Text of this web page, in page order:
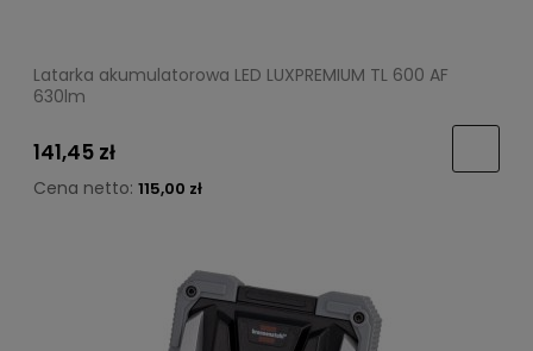
Latarka akumulatorowa LED LUXPREMIUM TL 600 AF
630lm
141,45 zł
Cena netto: 115,00 zł